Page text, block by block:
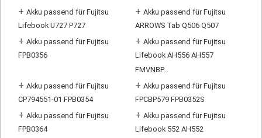
+ Akku passend für Fujitsu
Lifebook U727 P727
+ Akku passend für Fujitsu
ARROWS Tab Q506 Q507
+ Akku passend für Fujitsu
FPB0356
+ Akku passend für Fujitsu
Lifebook AH556 AH557
FMVNBP...
+ Akku passend für Fujitsu
CP794551-01 FPB0354
+ Akku passend für Fujitsu
FPCBP579 FPB0352S
+ Akku passend für Fujitsu
FPB0364
+ Akku passend für Fujitsu
Lifebook 552 AH552